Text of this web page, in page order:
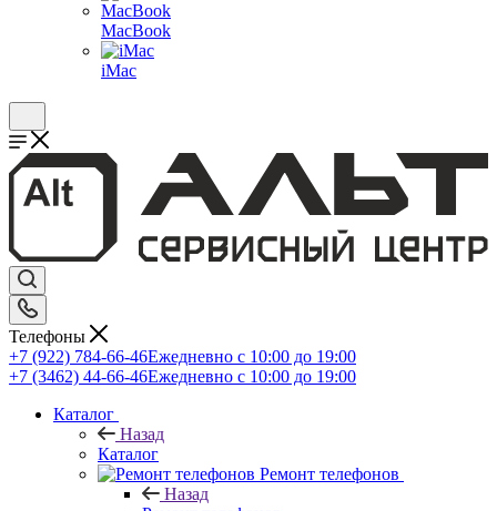
MacBook
iMac
Телефоны
+7 (922) 784-66-46Ежедневно с 10:00 до 19:00
+7 (3462) 44-66-46Ежедневно с 10:00 до 19:00
Каталог
Назад
Каталог
Ремонт телефонов
Назад